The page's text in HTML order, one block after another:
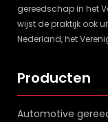
gereedschap in het
wijst de praktijk ook
Nederland, het
Producten
Automotive